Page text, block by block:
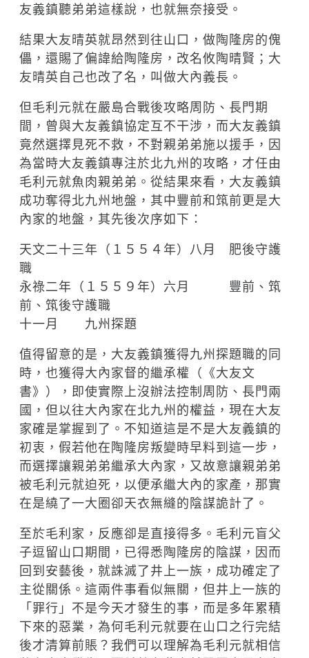
友義鎮聽弟弟這樣說，也就無奈接受。
結果大友晴英就昂然到往山口，做陶隆房的傀
儡，還賜了偏諱給陶隆房，改名攸陶晴賢；大
友晴英自己也改了名，叫做大內義長。
但毛利元就在嚴島合戰後攻略周防、長門期
間，曾與大友義鎮協定互不干涉，而大友義鎮
竟然選擇見死不救，不對親弟弟施以援手，因
為當時大友義鎮專注於北九州的攻略，才任由
毛利元就魚肉親弟弟。從結果來看，大友義鎮
成功奪得北九州地盤，其中豐前和筑前更是大
內家的地盤，其先後次序如下：
天文二十三年（１５５４年）八月 肥後守護
職
永祿二年（１５５９年）六月 豐前、筑
前、筑後守護職
十一月 九州探題
值得留意的是，大友義鎮獲得九州探題職的同
時，也獲得大內家督的繼承權（《大友文
書》），即使實際上沒辦法控制周防、長門兩
國，但以往大內家在北九州的權益，現在大友
家確是掌握到了。不知道這是不是大友義鎮的
初衷，假若他在陶隆房叛變時早料到這一步，
而選擇讓親弟弟繼承大內家，又故意讓親弟弟
被毛利元就迫死，以便承繼大內的家產，那實
在是繞了一大圈卻天衣無縫的陰謀詭計了。
至於毛利家，反應卻是直接得多。毛利元盲父
子逗留山口期間，已得悉陶隆房的陰謀，因而
回到安藝後，就誅滅了井上一族，成功確定了
主從關係。這兩件事看似無關，但井上一族的
「罪行」不是今天才發生的事，而是多年累積
下來的惡業，為何毛利元就要在山口之行完結
後才清算前賬？我們可以理解為毛利元就相信